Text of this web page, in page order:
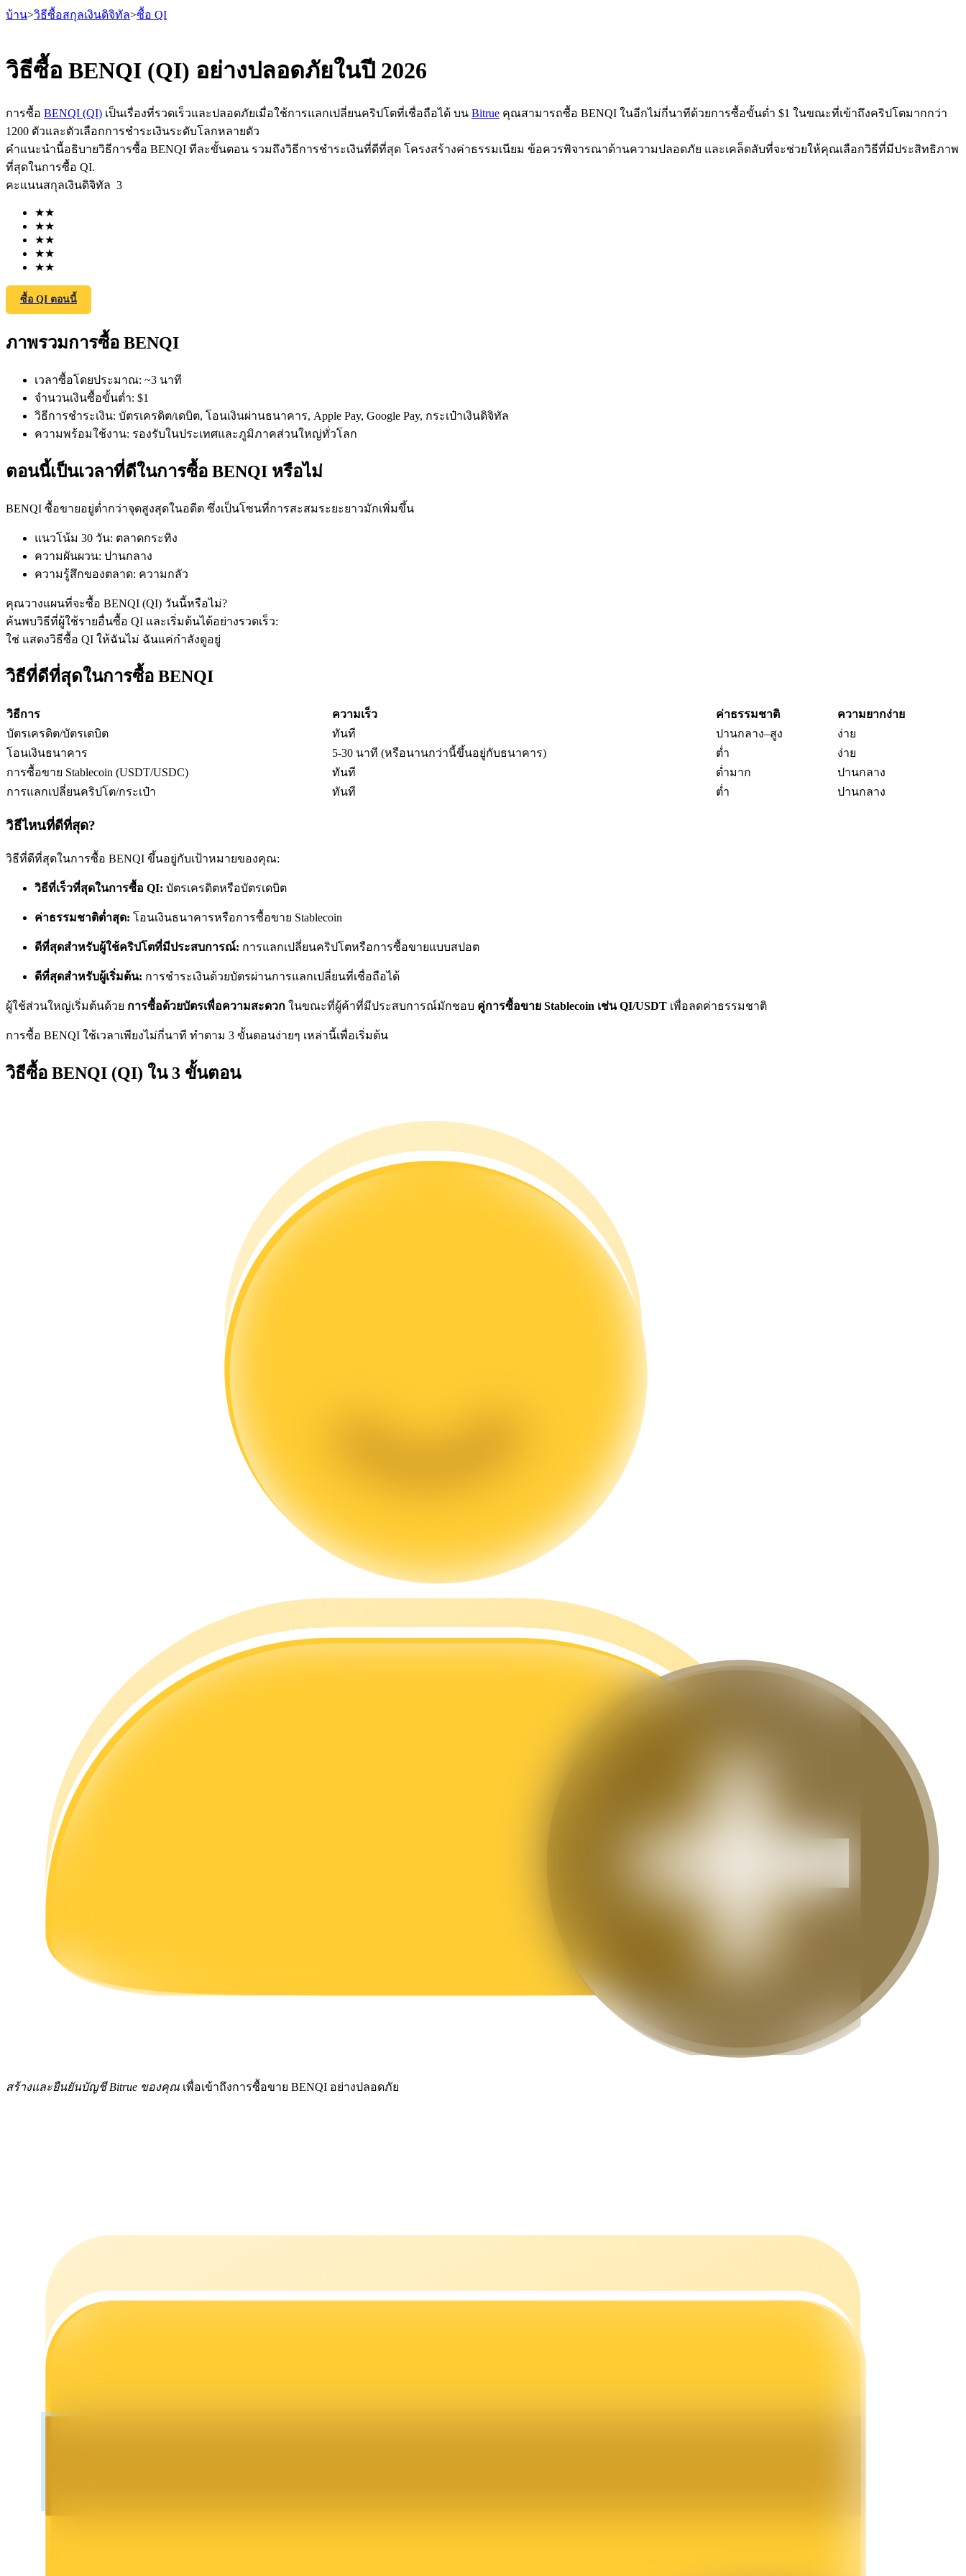
ฟิวเจอร์ส
ฟิวเจอร์ส USDT
ฟิวเจอร์สที่ใช้ USDT เป็นหลักประกัน
ฟิวเจอร์ส COIN-M
ฟิวเจอร์สสกุลเงินดิจิทัล
อนุพันธ์ของหุ้น ฟอเร็กซ์ โลหะมีค่า และสินค้าโภคภัณฑ์
ฟิวเจอร์สที่ใช้ USDC เป็นหลักประกัน
คัดลอกการซื้อขาย
เข้าร่วมกับเทรดเดอร์ชั้นนำ
เป็นเทรดเดอร์คัดลอก
การวิเคราะห์ข้อมูลขนาดใหญ่ รวมถึงข้อมูลการค้า ฯลฯ
พาวเวอร์พิกกี้
รับรางวัลการแข่งขันทุกวัน
การปักหลัก
Launchpool
การเซ้งแบบยืดหยุ่นเพื่อรับโทเคนยอดนิยม
บ้าน>วิธีซื้อสกุลเงินดิจิทัล>ซื้อ QI
วิธีซื้อ BENQI (QI) อย่างปลอดภัยในปี 2026
การซื้อ BENQI (QI) เป็นเรื่องที่รวดเร็วและปลอดภัยเมื่อใช้การแลกเปลี่ยนคริปโตที่เชื่อถือได้ บน Bitrue คุณสามารถซื้อ BENQI ในอีกไม่กี่นาทีด้วยการซื้อขั้นต่ำ $1 ในขณะที่เข้าถึงคริปโตมากกว่า
1200 ตัวและตัวเลือกการชำระเงินระดับโลกหลายตัว
คำแนะนำนี้อธิบายวิธีการซื้อ BENQI ทีละขั้นตอน รวมถึงวิธีการชำระเงินที่ดีที่สุด โครงสร้างค่าธรรมเนียม ข้อควรพิจารณาด้านความปลอดภัย และเคล็ดลับที่จะช่วยให้คุณเลือกวิธีที่มีประสิทธิภาพ
ที่สุดในการซื้อ QI.
คะแนนสกุลเงินดิจิทัล 3
★★
★★
★★
★★
★★
ซื้อ QI ตอนนี้
ภาพรวมการซื้อ BENQI
เวลาซื้อโดยประมาณ: ~3 นาที
จำนวนเงินซื้อขั้นต่ำ: $1
วิธีการชำระเงิน: บัตรเครดิต/เดบิต, โอนเงินผ่านธนาคาร, Apple Pay, Google Pay, กระเป๋าเงินดิจิทัล
ความพร้อมใช้งาน: รองรับในประเทศและภูมิภาคส่วนใหญ่ทั่วโลก
ตอนนี้เป็นเวลาที่ดีในการซื้อ BENQI หรือไม่
BENQI ซื้อขายอยู่ต่ำกว่าจุดสูงสุดในอดีต ซึ่งเป็นโซนที่การสะสมระยะยาวมักเพิ่มขึ้น
แนวโน้ม 30 วัน: ตลาดกระทิง
ความผันผวน: ปานกลาง
ความรู้สึกของตลาด: ความกลัว
คุณวางแผนที่จะซื้อ BENQI (QI) วันนี้หรือไม่?
ค้นพบวิธีที่ผู้ใช้รายอื่นซื้อ QI และเริ่มต้นได้อย่างรวดเร็ว:
ใช่ แสดงวิธีซื้อ QI ให้ฉันไม่ ฉันแค่กำลังดูอยู่
วิธีที่ดีที่สุดในการซื้อ BENQI
วิธีการ ความเร็ว ค่าธรรมชาติ
ความยากง่าย
บัตรเครดิต/บัตรเดบิต
ทันที ปานกลาง–สูง
ง่าย
โอนเงินธนาคาร
5-30 นาที (หรือนานกว่านี้ขึ้นอยู่กับธนาคาร) ต่ำ
ง่าย
การซื้อขาย Stablecoin (USDT/USDC)
ทันที ต่ำมาก
ปานกลาง
การแลกเปลี่ยนคริปโต/กระเป๋า
ทันที ต่ำ ปานกลาง
วิธีไหนที่ดีที่สุด?
วิธีที่ดีที่สุดในการซื้อ BENQI ขึ้นอยู่กับเป้าหมายของคุณ:
วิธีที่เร็วที่สุดในการซื้อ QI: บัตรเครดิตหรือบัตรเดบิต
ค่าธรรมชาติต่ำสุด: โอนเงินธนาคารหรือการซื้อขาย Stablecoin
ดีที่สุดสำหรับผู้ใช้คริปโตที่มีประสบการณ์: การแลกเปลี่ยนคริปโตหรือการซื้อขายแบบสปอต
ดีที่สุดสำหรับผู้เริ่มต้น: การชำระเงินด้วยบัตรผ่านการแลกเปลี่ยนที่เชื่อถือได้
ผู้ใช้ส่วนใหญ่เริ่มต้นด้วย การซื้อด้วยบัตรเพื่อความสะดวก ในขณะที่ผู้ค้าที่มีประสบการณ์มักชอบ คู่การซื้อขาย Stablecoin เช่น QI/USDT เพื่อลดค่าธรรมชาติ
การซื้อ BENQI ใช้เวลาเพียงไม่กี่นาที ทำตาม 3 ขั้นตอนง่ายๆ เหล่านี้เพื่อเริ่มต้น
วิธีซื้อ BENQI (QI) ใน 3 ขั้นตอน
สร้างและยืนยันบัญชี Bitrue ของคุณ เพื่อเข้าถึงการซื้อขาย BENQI อย่างปลอดภัย